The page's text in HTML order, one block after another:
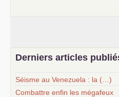
Derniers articles
Séisme au Venezuela : la (…)
Combattre enfin les mégafeux